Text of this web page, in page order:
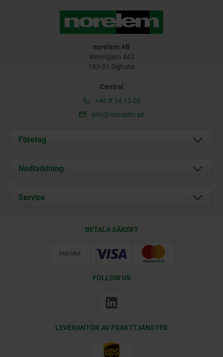
norelem AB
Wenngarn 443
193 91 Sigtuna
Central
+46 8 14 15 00
info@norelem.se
Företag
Om oss
Kontakt
Nedladdning
Documents
Service
BETALA SÄKERT
FOLLOW US
LEVERANTÖR AV FRAKTTJÄNSTER